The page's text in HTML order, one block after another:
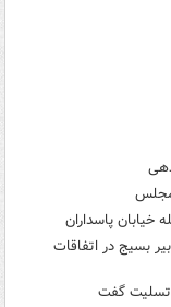
مجلس
بسیج در اتفاقات
تسلیت گفت